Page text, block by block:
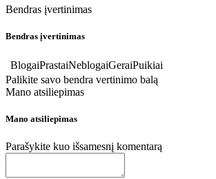
Bendras įvertinimas
Bendras įvertinimas
BlogaiPrastaiNeblogaiGeraiPuikiai
Palikite savo bendra vertinimo balą
Mano atsiliepimas
Mano atsiliepimas
Parašykite kuo išsamesnį komentarą